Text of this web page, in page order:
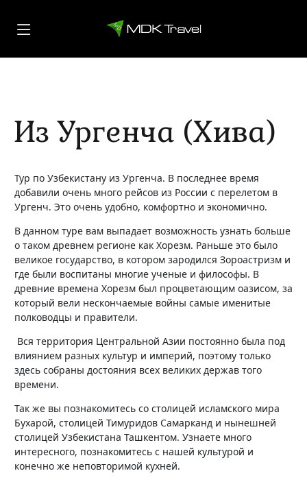
Из Ургенча (Хива)
Тур по Узбекистану из Ургенча. В последнее время
добавили очень много рейсов из России с перелетом в
Ургенч. Это очень удобно, комфортно и экономично.
В данном туре вам выпадает возможность узнать больше
о таком древнем регионе как Хорезм. Раньше это было
великое государство, в котором зародился Зороастризм и
где были воспитаны многие ученые и философы. В
древние времена Хорезм был процветающим оазисом, за
который вели нескончаемые войны самые именитые
полководцы и правители.
Вся территория Центральной Азии постоянно была под
влиянием разных культур и империй, поэтому только
здесь собраны достояния всех великих держав того
времени.
Так же вы познакомитесь со столицей исламского мира
Бухарой, столицей Тимуридов Самарканд и нынешней
столицей Узбекистана Ташкентом. Узнаете много
интересного, познакомитесь с нашей культурой и
конечно же неповторимой кухней.